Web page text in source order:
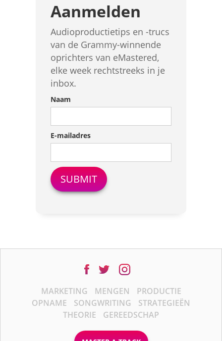
Aanmelden
Audioproductietips en -trucs
van de Grammy-winnende
oprichters van eMastered,
elke week rechtstreeks in je
inbox.
Naam
E-mailadres
MARKETING MENGEN
PRODUCTIE
OPNAME
SONGWRITING
STRATEGIEËN
THEORIE
GEREEDSCHAP